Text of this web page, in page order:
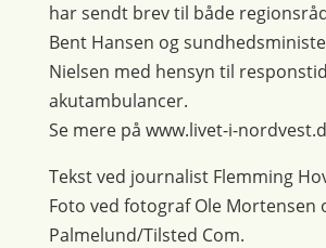
har sendt brev til både
Bent Hansen og
Nielsen med hensyn til
akutambulancer.
Se mere på www.livet-i-
Tekst ved journalist Flemming
Foto ved fotograf Ole Mortensen
Palmelund/Tilsted Com.